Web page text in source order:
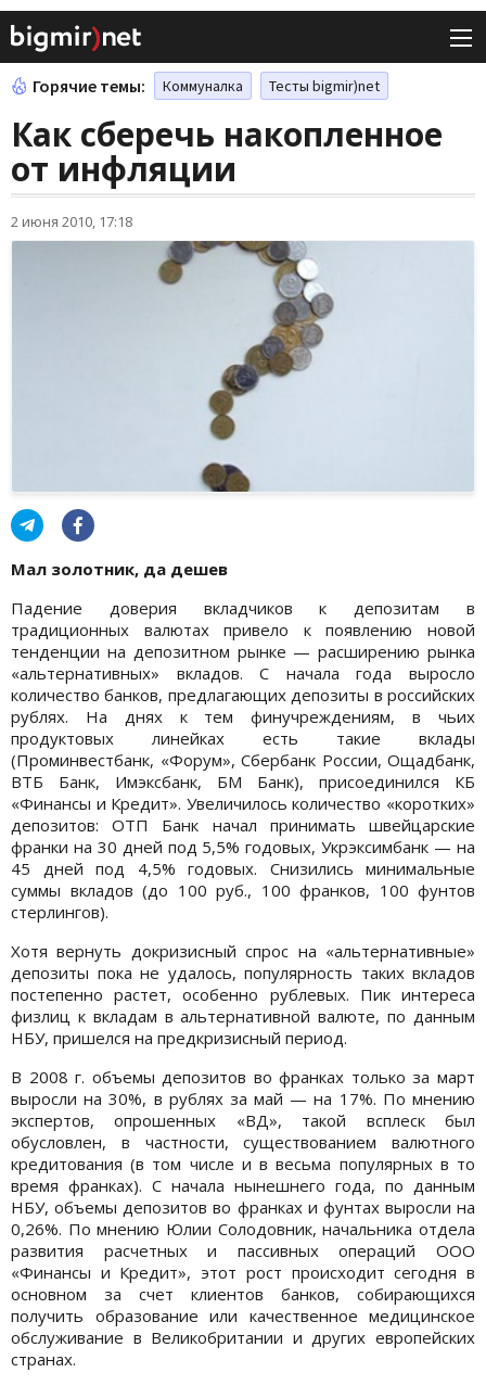
Горячие темы: Коммуналка Тесты bigmir)net
Как сберечь накопленное
от инфляции
2 июня 2010, 17:18
Мал золотник, да дешев
Падение доверия вкладчиков к депозитам в
традиционных валютах привело к появлению новой
тенденции на депозитном рынке — расширению рынка
«альтернативных» вкладов. С начала года выросло
количество банков, предлагающих депозиты в российских
рублях. На днях к тем финучреждениям, в чьих
продуктовых линейках есть такие вклады
(Проминвестбанк, «Форум», Сбербанк России, Ощадбанк,
ВТБ Банк, Имэксбанк, БМ Банк), присоединился КБ
«Финансы и Кредит». Увеличилось количество «коротких»
депозитов: ОТП Банк начал принимать швейцарские
франки на 30 дней под 5,5% годовых, Укрэксимбанк — на
45 дней под 4,5% годовых. Снизились минимальные
суммы вкладов (до 100 руб., 100 франков, 100 фунтов
стерлингов).
Хотя вернуть докризисный спрос на «альтернативные»
депозиты пока не удалось, популярность таких вкладов
постепенно растет, особенно рублевых. Пик интереса
физлиц к вкладам в альтернативной валюте, по данным
НБУ, пришелся на предкризисный период.
В 2008 г. объемы депозитов во франках только за март
выросли на 30%, в рублях за май — на 17%. По мнению
экспертов, опрошенных «ВД», такой всплеск был
обусловлен, в частности, существованием валютного
кредитования (в том числе и в весьма популярных в то
время франках). С начала нынешнего года, по данным
НБУ, объемы депозитов во франках и фунтах выросли на
0,26%. По мнению Юлии Солодовник, начальника отдела
развития расчетных и пассивных операций ООО
«Финансы и Кредит», этот рост происходит сегодня в
основном за счет клиентов банков, собирающихся
получить образование или качественное медицинское
обслуживание в Великобритании и других европейских
странах.